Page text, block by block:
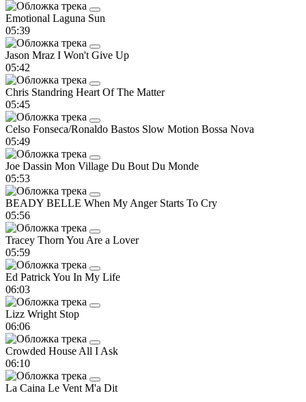
Emotional Laguna Sun
05:39
Jason Mraz I Won't Give Up
05:42
Chris Standring Heart Of The Matter
05:45
Celso Fonseca/Ronaldo Bastos Slow Motion Bossa Nova
05:49
Joe Dassin Mon Village Du Bout Du Monde
05:53
BEADY BELLE When My Anger Starts To Cry
05:56
Tracey Thorn You Are a Lover
05:59
Ed PatrickYou In My Life
06:03
Lizz Wright Stop
06:06
Crowded House All I Ask
06:10
La Caina Le Vent M'a Dit